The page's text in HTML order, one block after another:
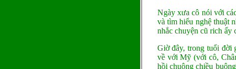
Ngày xưa cô nói với
và tìm hiểu nghệ thuật
nhắc chuyện cũ rich ấy
Giờ đây, trong tuổi đời
về với Mỹ (với cô,
hồi chuông chiều